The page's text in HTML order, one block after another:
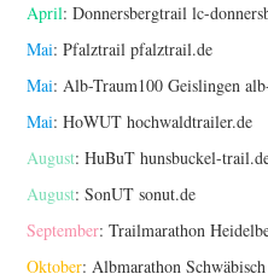
April: Donnersbergtraillc-
Mai: Pfalztrailpfalztrail.de
Mai: Alb-Traum100 Geislingen
Mai: HoWUThochwaldtrailer.de
August: HuBuThunsbuckel-
August: SonUTsonut.de
September: Trailmarathon
Oktober: Albmarathon